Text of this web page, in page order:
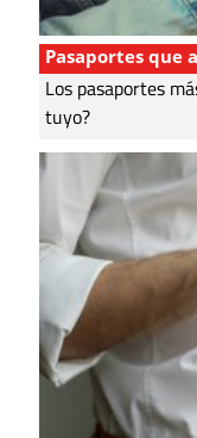
Pasaportes que
Los pasaportes
tuyo?